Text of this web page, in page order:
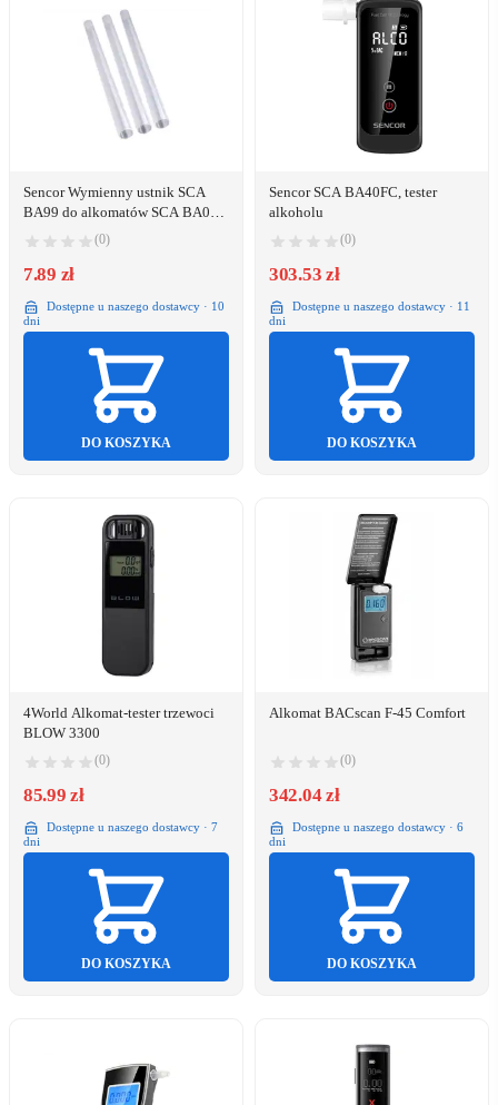
Sencor Wymienny ustnik SCA
BA99 do alkomatów SCA BA01,
(0)
7.89 zł
Dostępne u naszego dostawcy · 10
dni
DO KOSZYKA
Sencor SCA BA40FC, tester
alkoholu
(0)
303.53 zł
Dostępne u naszego dostawcy · 11
dni
DO KOSZYKA
4World Alkomat-tester trzewoci
BLOW 3300
(0)
85.99 zł
Dostępne u naszego dostawcy · 7
dni
DO KOSZYKA
Alkomat BACscan F-45 Comfort
(0)
342.04 zł
Dostępne u naszego dostawcy · 6
dni
DO KOSZYKA